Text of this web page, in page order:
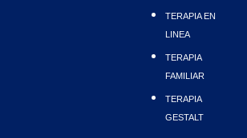
TERAPIA EN
LINEA
TERAPIA
FAMILIAR
TERAPIA
GESTALT